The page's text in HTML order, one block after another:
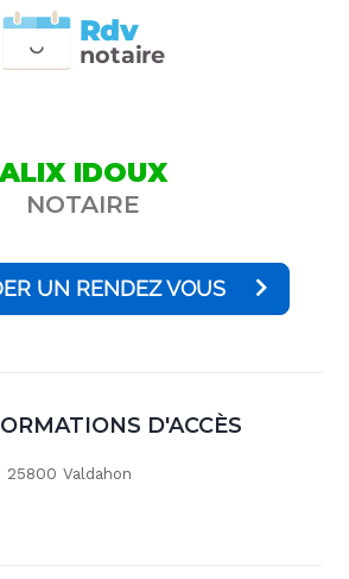
notaire
Rdv
ALIX IDOUX
NOTAIRE
UN RENDEZ VOUS
D'ACCÈS
25800 Valdahon